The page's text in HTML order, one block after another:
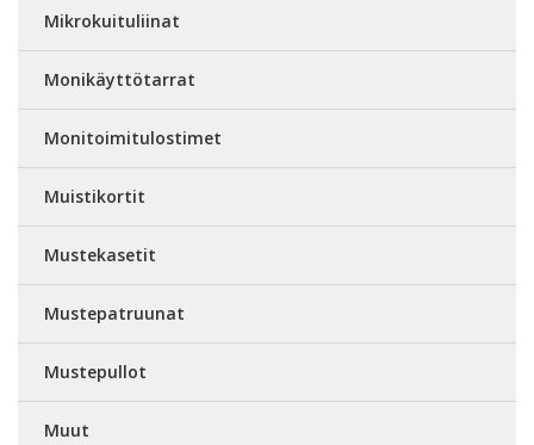
Mikrokuituliinat
Monikäyttötarrat
Monitoimitulostimet
Muistikortit
Mustekasetit
Mustepatruunat
Mustepullot
Muut